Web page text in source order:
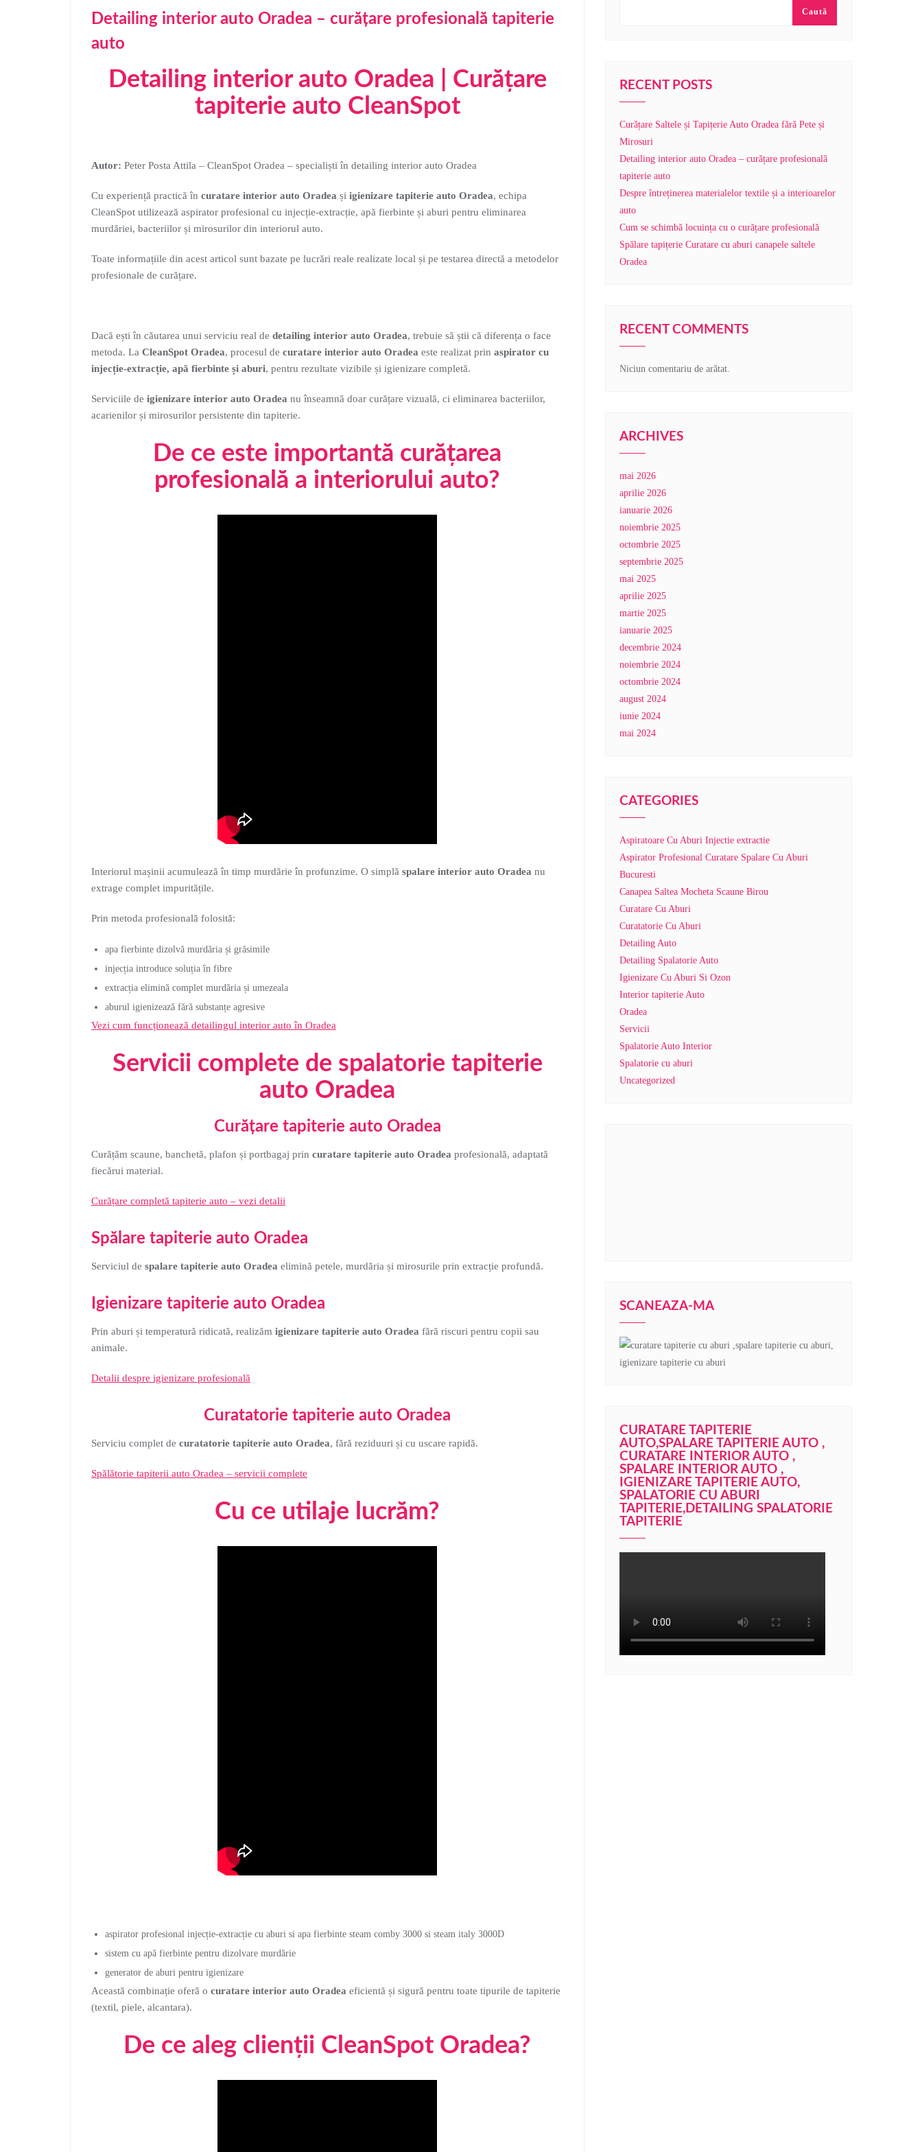
Detailing interior auto Oradea – curățare profesională tapiterie
auto
Detailing interior auto Oradea | Curățare
tapiterie auto CleanSpot
Autor: Peter Posta Attila – CleanSpot Oradea – specialiști în detailing interior auto Oradea
Cu experiență practică în curatare interior auto Oradea și igienizare tapiterie auto Oradea, echipa
CleanSpot utilizează aspirator profesional cu injecție-extracție, apă fierbinte și aburi pentru eliminarea
murdăriei, bacteriilor și mirosurilor din interiorul auto.
Toate informațiile din acest articol sunt bazate pe lucrări reale realizate local și pe testarea directă a metodelor
profesionale de curățare.
Dacă ești în căutarea unui serviciu real de detailing interior auto Oradea, trebuie să știi că diferența o face
metoda. La CleanSpot Oradea, procesul de curatare interior auto Oradea este realizat prin aspirator cu
injecție-extracție, apă fierbinte și aburi, pentru rezultate vizibile și igienizare completă.
Serviciile de igienizare interior auto Oradea nu înseamnă doar curățare vizuală, ci eliminarea bacteriilor,
acarienilor și mirosurilor persistente din tapiterie.
De ce este importantă curățarea
profesională a interiorului auto?
Interiorul mașinii acumulează în timp murdărie în profunzime. O simplă spalare interior auto Oradea nu
extrage complet impuritățile.
Prin metoda profesională folosită:
apa fierbinte dizolvă murdăria și grăsimile
injecția introduce soluția în fibre
extracția elimină complet murdăria și umezeala
aburul igienizează fără substanțe agresive
Vezi cum funcționează detailingul interior auto în Oradea
Servicii complete de spalatorie tapiterie
auto Oradea
Curățare tapiterie auto Oradea
Curățăm scaune, banchetă, plafon și portbagaj prin curatare tapiterie auto Oradea profesională, adaptată
fiecărui material.
Curățare completă tapiterie auto – vezi detalii
Spălare tapiterie auto Oradea
Serviciul de spalare tapiterie auto Oradea elimină petele, murdăria și mirosurile prin extracție profundă.
Igienizare tapiterie auto Oradea
Prin aburi și temperatură ridicată, realizăm igienizare tapiterie auto Oradea fără riscuri pentru copii sau
animale.
Detalii despre igienizare profesională
Curatatorie tapiterie auto Oradea
Serviciu complet de curatatorie tapiterie auto Oradea, fără reziduuri și cu uscare rapidă.
Spălătorie tapiterii auto Oradea – servicii complete
Cu ce utilaje lucrăm?
aspirator profesional injecție-extracție cu aburi si apa fierbinte steam comby 3000 si steam italy 3000D
sistem cu apă fierbinte pentru dizolvare murdărie
generator de aburi pentru igienizare
Această combinație oferă o curatare interior auto Oradea eficientă și sigură pentru toate tipurile de tapiterie
(textil, piele, alcantara).
De ce aleg clienții CleanSpot Oradea?
Caută
RECENT POSTS
Curățare Saltele și Tapițerie Auto Oradea fără Pete și
Mirosuri
Detailing interior auto Oradea – curățare profesională
tapiterie auto
Despre întreținerea materialelor textile și a interioarelor
auto
Cum se schimbă locuința cu o curățare profesională
Spălare tapițerie Curatare cu aburi canapele saltele
Oradea
RECENT COMMENTS
Niciun comentariu de arătat.
ARCHIVES
mai 2026
aprilie 2026
ianuarie 2026
noiembrie 2025
octombrie 2025
septembrie 2025
mai 2025
aprilie 2025
martie 2025
ianuarie 2025
decembrie 2024
noiembrie 2024
octombrie 2024
august 2024
iunie 2024
mai 2024
CATEGORIES
Aspiratoare Cu Aburi Injectie extractie
Aspirator Profesional Curatare Spalare Cu Aburi
Bucuresti
Canapea Saltea Mocheta Scaune Birou
Curatare Cu Aburi
Curatatorie Cu Aburi
Detailing Auto
Detailing Spalatorie Auto
Igienizare Cu Aburi Si Ozon
Interior tapiterie Auto
Oradea
Servicii
Spalatorie Auto Interior
Spalatorie cu aburi
Uncategorized
SCANEAZA-MA
CURATARE TAPITERIE
AUTO,SPALARE TAPITERIE AUTO ,
CURATARE INTERIOR AUTO ,
SPALARE INTERIOR AUTO ,
IGIENIZARE TAPITERIE AUTO,
SPALATORIE CU ABURI
TAPITERIE,DETAILING SPALATORIE
TAPITERIE